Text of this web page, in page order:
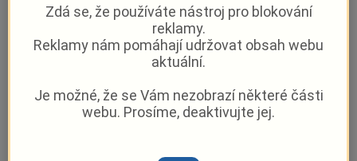
Pohovka v lese i vypalování kabelů:
Lesníci v Rokycanech bojují s černými
skládkami a riskantním zakládáním
Pozor na změnu: Kontejnery ze
Šťáhlavské ulice v Rokycanech se
Zdá se, že používáte nástroj pro blokování
reklamy.
Reklamy nám pomáhají udržovat obsah webu
aktuální.
Je možné, že se Vám nezobrazí některé části
webu. Prosíme, deaktivujte jej.